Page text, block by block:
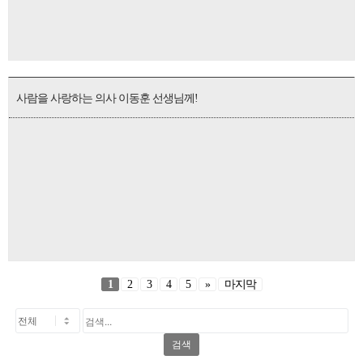
사람을 사랑하는 의사 이동훈 선생님께!
1 2 3 4 5 » 마지막
검색